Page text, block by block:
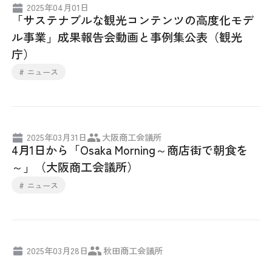
2025年04月01日
「サステナブルな観光コンテンツの高度化モデ
ル事業」成果報告会動画と事例集公表（観光
庁）
# ニュース
2025年03月31日 大阪商工会議所
4月1日から「Osaka Morning～商店街で朝食を
～」（大阪商工会議所）
# ニュース
2025年03月28日 秋田商工会議所